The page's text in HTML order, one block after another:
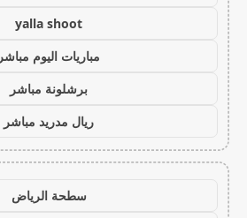
yalla shoot
مباريات اليوم مباشر
برشلونة مباشر
ريال مدريد مباشر
سطحة الرياض